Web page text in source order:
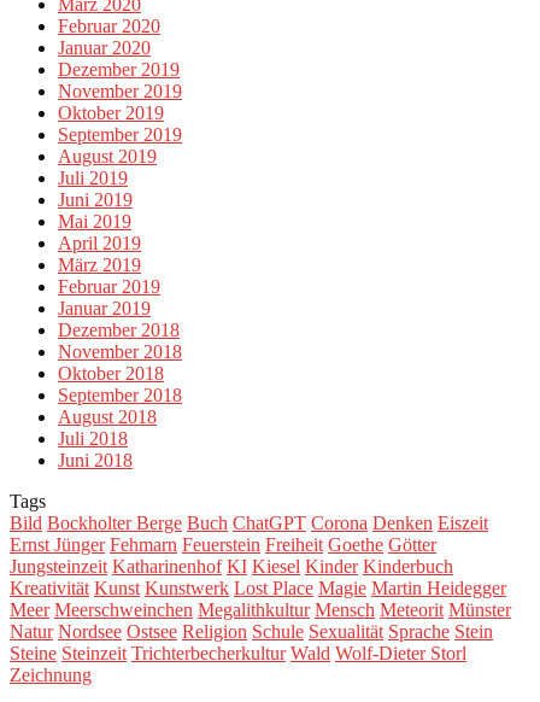
Februar 2020
Januar 2020
Dezember 2019
November 2019
Oktober 2019
September 2019
August 2019
Juli 2019
Juni 2019
Mai 2019
April 2019
März 2019
Februar 2019
Januar 2019
Dezember 2018
November 2018
Oktober 2018
September 2018
August 2018
Juli 2018
Juni 2018
Tags
Bild Bockholter Berge Buch ChatGPT Corona Denken Eiszeit
Ernst Jünger Fehmarn Feuerstein Freiheit Goethe Götter
Jungsteinzeit Katharinenhof KI Kiesel Kinder Kinderbuch
Kreativität Kunst Kunstwerk Lost Place Magie Martin Heidegger
Meer Meerschweinchen Megalithkultur Mensch Meteorit Münster
Natur Nordsee Ostsee Religion Schule Sexualität Sprache Stein
Steine Steinzeit Trichterbecherkultur Wald Wolf-Dieter Storl
Zeichnung